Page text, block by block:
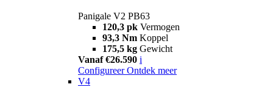
Panigale V2 PB63
120,3 pk Vermogen
93,3 Nm Koppel
175,5 kg Gewicht
Vanaf €26.590 i
Configureer Ontdek meer
V4